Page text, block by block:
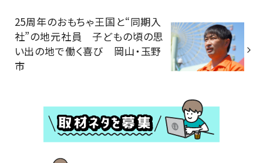
25周年のおもちゃ王国と“同期入
社”の地元社員 子どもの頃の思
い出の地で働く喜び 岡山・玉野
市